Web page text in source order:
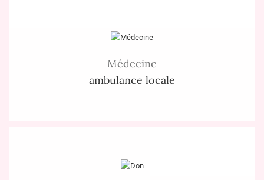
Médecine
ambulance locale